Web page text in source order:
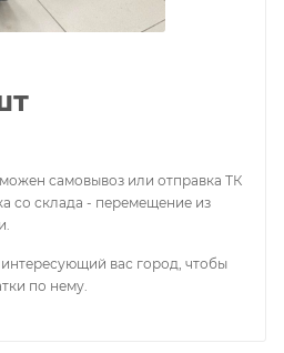
самовывоз или отправка ТК
со склада - перемещение из
вас город, чтобы
по нему.